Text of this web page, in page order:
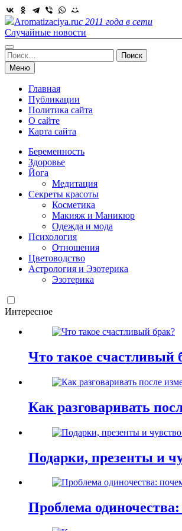
Skip
to
content
Aromatizaciya.ruс 2011 года в сети
Случайные новости
Найти:
Меню
Главная
Публикации
Политика сайта
О сайте
Карта сайта
Беременность
Здоровье
Йога
Медитация
Секреты красоты
Косметика
Макияж и Маникюр
Одежда и мода
Психология
Отношения
Цветоводство
Астрология и Эзотерика
Эзотерика
Интересное
Что такое счастливый
Как разговаривать
Подарки, презенты и
Проблема